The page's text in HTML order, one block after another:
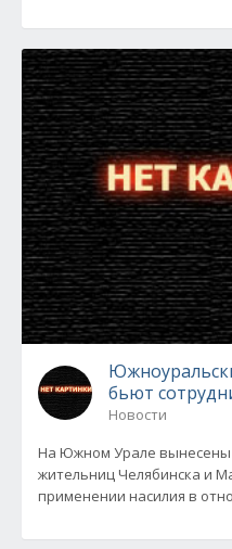
бьют
Новости
На Южном Урале
жительниц Челябинска и
применении насилия в